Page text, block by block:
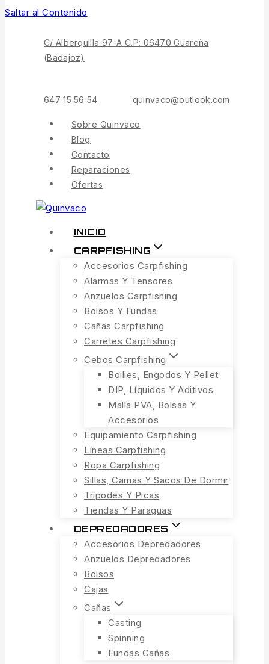
Saltar al Contenido
C/ Alberquilla 97-A C.P: 06470 Guareña
(Badajoz)
647 15 56 54 quinvaco@outlook.com
Sobre Quinvaco
Blog
Contacto
Reparaciones
Ofertas
INICIO
CARPFISHING
Accesorios Carpfishing
Alarmas Y Tensores
Anzuelos Carpfishing
Bolsos Y Fundas
Cañas Carpfishing
Carretes Carpfishing
Cebos Carpfishing
Boilies, Engodos Y Pellet
DIP, Líquidos Y Aditivos
Malla PVA, Bolsas Y
Accesorios
Equipamiento Carpfishing
Líneas Carpfishing
Ropa Carpfishing
Sillas, Camas Y Sacos De Dormir
Trípodes Y Picas
Tiendas Y Paraguas
DEPREDADORES
Accesorios Depredadores
Anzuelos Depredadores
Bolsos
Cajas
Cañas
Casting
Spinning
Fundas Cañas